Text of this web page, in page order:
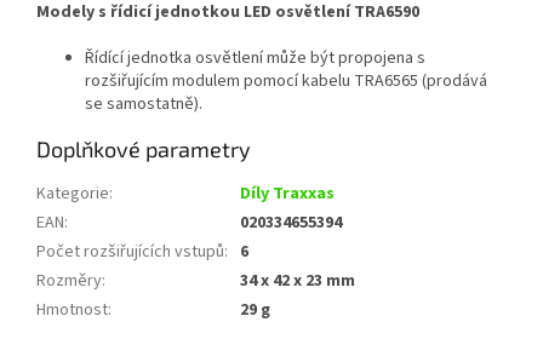
Modely s řídicí jednotkou LED osvětlení TRA6590
Řídící jednotka osvětlení může být propojena s
rozšiřujícím modulem pomocí kabelu TRA6565 (prodává
se samostatně).
Doplňkové parametry
Kategorie:
Díly Traxxas
EAN:
020334655394
Počet rozšiřujících vstupů: 6
Rozměry:
34 x 42 x 23 mm
Hmotnost: 29 g